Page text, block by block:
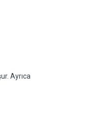
Ayrıca